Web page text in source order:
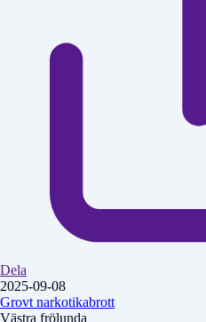
Dela
2025-09-08
Grovt narkotikabrott
Västra frölunda